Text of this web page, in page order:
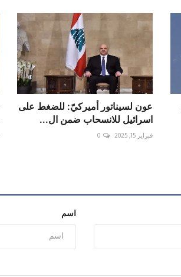
عون لسيناتور أميركيّ: للضغط على
اسرائيل للانسحاب ضمن ال...
فبراير 15, 2025 0
اسم